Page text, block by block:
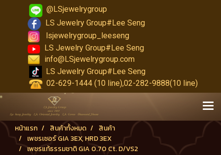
@LSjewelrygroup
LS Jewelry Group#Lee Seng
lsjewelrygroup_leeseng
LS Jewelry Group#Lee Seng
info@LSjewelrygroup.com
LS Jewelry Group#Lee Seng
02-629-1444 (10 line),02-282-9888(10 line)
หน้าแรก สินค้าทั้งหมด
สินค้า
เพชรเซอร์ GIA 3EX, HRD 3EX
เพชรแท้ธรรมชาติ GIA 0.70 Ct. D/VS2